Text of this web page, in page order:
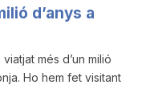
d’anys a
més d’un milió
Ho hem fet visitant